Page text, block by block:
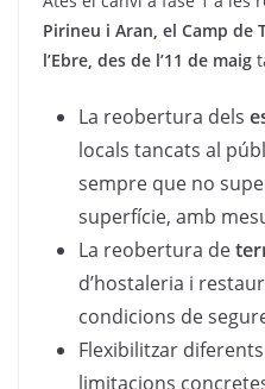
Pirineu i Aran, el Camp de
l’Ebre, des de l’11 de maig
La reobertura dels
locals tancats al
sempre que no
superfície, amb
La reobertura de
d’hostaleria i
condicions de
Flexibilitzar diferents
limitacions